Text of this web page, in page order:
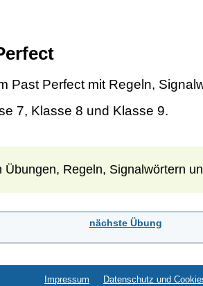
Past Perfect mit Regeln,
7, Klasse 8 und Klasse 9.
Regeln, Signalwörtern
nächste Übung
Impressum Datenschutz und